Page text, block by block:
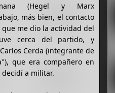
(Hegel y Marx
más bien, el contacto
me dio la actividad del
cerca del partido, y
Cerda (integrante de
que era compañero en
a militar.